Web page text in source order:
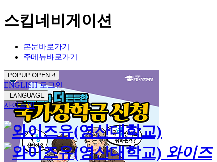
스킵네비게이션
본문바로가기
주메뉴바로가기
POPUP OPEN 4
ENGLISH 로그인
LANGUAGE
사이트맵
와이즈